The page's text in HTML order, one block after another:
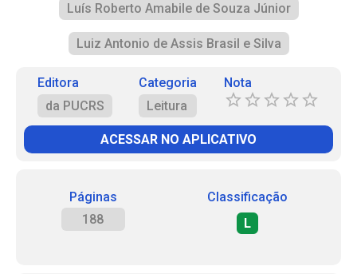
Luís Roberto Amabile de Souza Júnior
Luiz Antonio de Assis Brasil e Silva
Editora
da PUCRS
Categoria
Leitura
Nota
ACESSAR NO APLICATIVO
Páginas
188
Classificação
L